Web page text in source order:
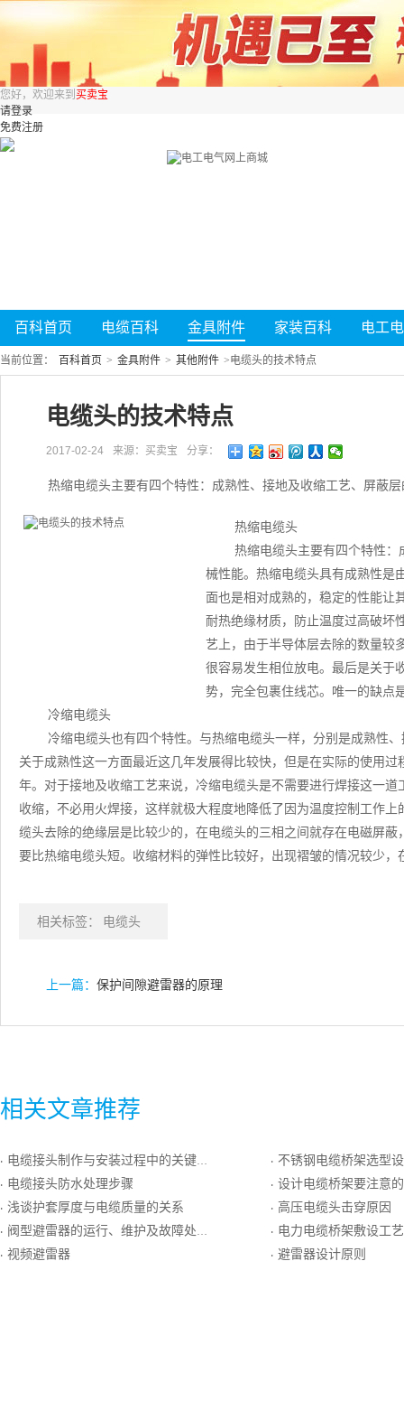
您好，欢迎来到 买卖宝
请登录
免费注册
百科首页 电缆百科 金具附件 家装百科 电工
当前位置： 百科首页 > 金具附件 > 其他附件 >电缆头的技术特点
电缆头的技术特点
2017-02-24 来源：买卖宝 分享：
热缩电缆头主要有四个特性：成熟性、接地及收缩工艺、屏蔽
热缩电缆头
热缩电缆头主要有四个特性
械性能。热缩电缆头具有成熟性是
面也是相对成熟的，稳定的性能让
耐热绝缘材质，防止温度过高破坏
艺上，由于半导体层去除的数量较
很容易发生相位放电。最后是关于
势，完全包裹住线芯。唯一的缺点
冷缩电缆头
冷缩电缆头也有四个特性。与热缩电缆头一样，分别是成熟性
关于成熟性这一方面最近这几年发展得比较快，但是在实际的使用
年。对于接地及收缩工艺来说，冷缩电缆头是不需要进行焊接这一
收缩，不必用火焊接，这样就极大程度地降低了因为温度控制工作
缆头去除的绝缘层是比较少的，在电缆头的三相之间就存在电磁屏
要比热缩电缆头短。收缩材料的弹性比较好，出现褶皱的情况较少
相关标签： 电缆头
上一篇： 保护间隙避雷器的原理
相关文章推荐
· 电缆接头制作与安装过程中的关键点
· 电缆接头防水处理步骤
· 浅谈护套厚度与电缆质量的关系
· 阀型避雷器的运行、维护及故障处理
· 视频避雷器
· 不锈钢电缆桥架选型
· 设计电缆桥架要注意
· 高压电缆头击穿原因
· 电力电缆桥架敷设工艺
· 避雷器设计原则